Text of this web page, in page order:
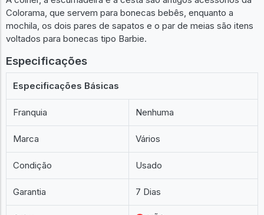
Observação
A colher, a escumadeira e a cesta são antigos acessórios da
mochila, os dois pares de sapatos e o par de meias são itens
Especificações
Especificações Básicas
Franquia Nenhuma
Marca Vários
Condição Usado